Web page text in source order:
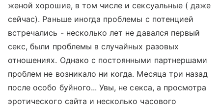
женой хорошие, в том числе и сексуальные ( даже
сейчас). Раньше иногда проблемы с потенцией
встречались - несколько лет не давался первый
секс, были проблемы в случайных разовых
отношениях. Однако с постоянными партнершами
проблем не возникало ни когда. Месяца три назад
после особо буйного... Увы, не секса, а просмотра
эротического сайта и несколько часового